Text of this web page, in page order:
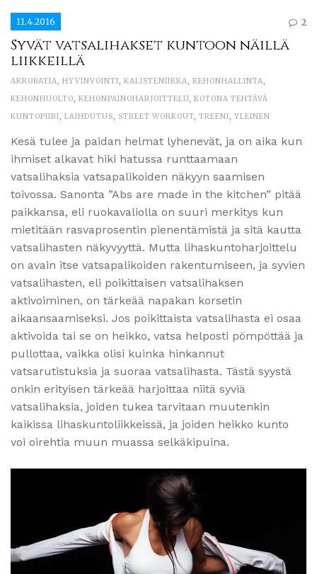
11.4.2016 2
Syvät vatsalihakset kuntoon näillä
liikkeillä
AKROBATIA HYVINVOINTI KALISTENIIKKA KEHONHALLINTA
KEHONHUOLTO
KEHONPAINOHARJOITTELU KOTONA TEHTÄVÄ
KUNTOPIIRI
LAIHDUTUS STREET WORKOUT TREENI YLEINEN
Kesä tulee ja paidan helmat lyhenevät, ja on aika kun
ihmiset alkavat hiki hatussa runttaamaan
vatsalihaksia vatsapalikoiden näkyyn saamisen
toivossa. Sanonta ”Abs are made in the kitchen” pitää
paikkansa, eli ruokavaliolla on suuri merkitys kun
mietitään rasvaprosentin pienentämistä ja sitä kautta
vatsalihasten näkyvyyttä. Mutta lihaskuntoharjoittelu
on avain itse vatsapalikoiden rakentumiseen, ja syvien
vatsalihasten, eli poikittaisen vatsalihaksen
aktivoiminen, on tärkeää napakan korsetin
aikaansaamiseksi. Jos poikittaista vatsalihasta ei osaa
aktivoida tai se on heikko, vatsa helposti pömpöttää ja
pullottaa, vaikka olisi kuinka hinkannut
vatsarutistuksia ja suoraa vatsalihasta. Tästä syystä
onkin erityisen tärkeää harjoittaa niitä syviä
vatsalihaksia, joiden tukea tarvitaan muutenkin
kaikissa lihaskuntoliikkeissä, ja joiden heikko kunto
voi oirehtia muun muassa selkäkipuina.